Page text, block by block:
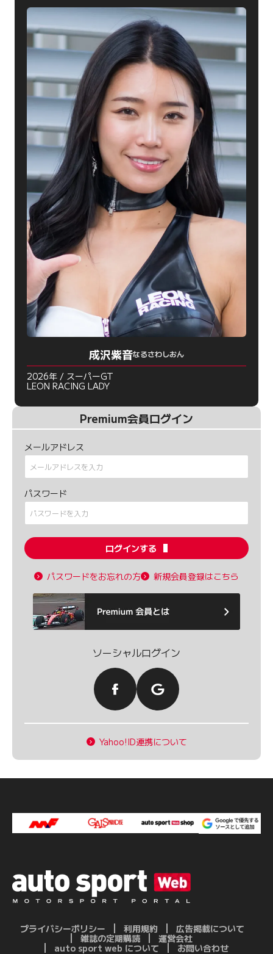
成沢紫音なるさわしおん
2026年 / スーパーGT
LEON RACING LADY
Premium会員ログイン
メールアドレス
パスワード
ログインする
パスワードをお忘れの方 新規会員登録はこちら
ソーシャルログイン
Yahoo!ID連携について
プライバシーポリシー 利用規約
広告掲載について
雑誌の定期購読
運営会社
auto sport web について
お問い合わせ